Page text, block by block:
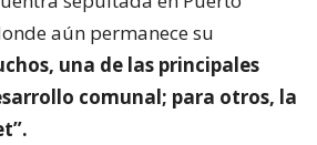
aún permanece su
una de las principales
comunal; para otros, la